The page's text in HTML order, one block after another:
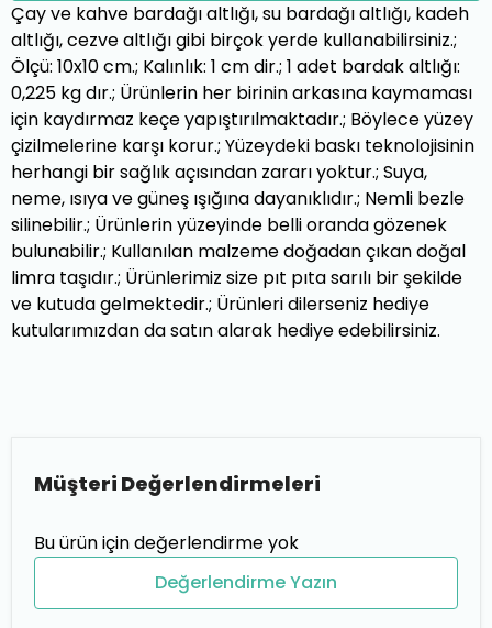
Çay ve kahve bardağı altlığı, su bardağı altlığı, kadeh
altlığı, cezve altlığı gibi birçok yerde kullanabilirsiniz.;
Ölçü: 10x10 cm.; Kalınlık: 1 cm dir.; 1 adet bardak altlığı:
0,225 kg dır.; Ürünlerin her birinin arkasına kaymaması
için kaydırmaz keçe yapıştırılmaktadır.; Böylece yüzey
çizilmelerine karşı korur.; Yüzeydeki baskı teknolojisinin
herhangi bir sağlık açısından zararı yoktur.; Suya,
neme, ısıya ve güneş ışığına dayanıklıdır.; Nemli bezle
silinebilir.; Ürünlerin yüzeyinde belli oranda gözenek
bulunabilir.; Kullanılan malzeme doğadan çıkan doğal
limra taşıdır.; Ürünlerimiz size pıt pıta sarılı bir şekilde
ve kutuda gelmektedir.; Ürünleri dilerseniz hediye
kutularımızdan da satın alarak hediye edebilirsiniz.
Müşteri Değerlendirmeleri
Bu ürün için değerlendirme yok
Değerlendirme Yazın